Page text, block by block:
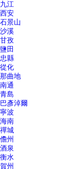
九江
西安
石景山
沙溪
甘孜
鹽田
忠縣
從化
那曲地
南通
青島
巴彥淖爾
寧波
海南
禪城
儋州
酒泉
衡水
賀州